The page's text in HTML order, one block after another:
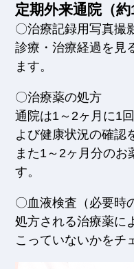
定期外来通院（約
〇治療記録用写真撮
診療・治療経過を見
ます。
〇治療薬の処方
通院は1～2ヶ月に1
よび健康状況の確認
また1～2ヶ月分のお
す。
〇血液検査（必要時
処方される治療薬に
こっていないかをチ